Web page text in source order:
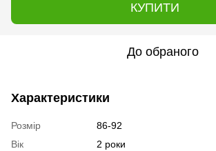
КУПИТИ
До обраного
Характеристики
Розмір
86-92
Вік
2 роки